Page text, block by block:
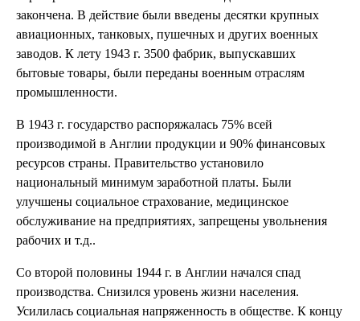
закончена. В действие были введены десятки крупных
авиационных, танковых, пушечных и других военных
заводов. К лету 1943 г. 3500 фабрик, выпускавших
бытовые товары, были переданы военным отраслям
промышленности.
В 1943 г. государство распоряжалась 75% всей
производимой в Англии продукции и 90% финансовых
ресурсов страны. Правительство установило
национальный минимум заработной платы. Были
улучшены социальное страхование, медицинское
обслуживание на предприятиях, запрещены увольнения
рабочих и т.д..
Со второй половины 1944 г. в Англии начался спад
производства. Снизился уровень жизни населения.
Усилилась социальная напряженность в обществе. К концу